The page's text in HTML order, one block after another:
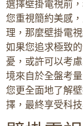
選擇壁掛電視前
您重視簡約美感
理，那麼壁掛電
如果您追求極致
憂，或許可以考
境來自於全盤考
您更全面地了解
擇，最終享受科